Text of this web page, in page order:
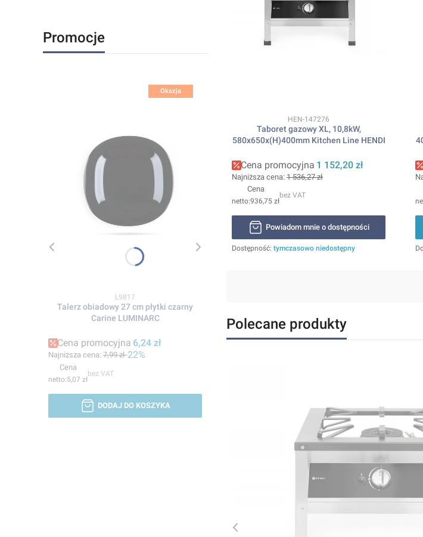
Promocje
Okazja
Kod produktu
L9817
Talerz obiadowy 27 cm płytki czarny
Carine LUMINARC
Cena promocyjna 6,24 zł
Najniższa cena: 7,99 zł-22%
Cena
5,07 zł
bez VAT
DODAJ DO KOSZYKA
Kod produktu
HEN-147276
Taboret gazowy XL, 10,8kW,
580x650x(H)400mm Kitchen Line HENDI
Cena promocyjna 1 152,20 zł
Najniższa cena: 1 536,27 zł
Cena
936,75 zł
bez VAT
Powiadom mnie o dostępności
Dostępność: tymczasowo niedostępny
Polecane produkty